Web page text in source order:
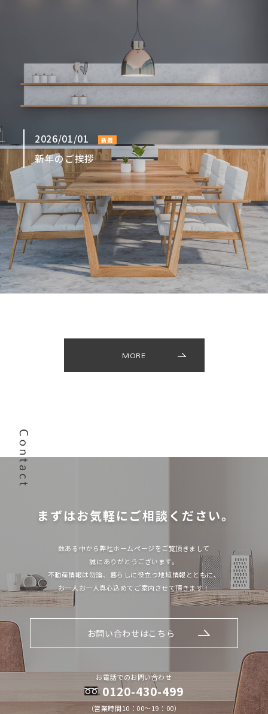
2026/01/01 新着
新年のご挨拶
MORE
まずはお気軽にご相談ください。
数ある中から弊社ホームページをご覧頂きまして
誠にありがとうございます。
不動産情報は勿論、暮らしに役立つ地域情報とともに、
お一人お一人真心込めてご案内させて頂きます！
お問い合わせはこちら
お電話でのお問い合わせ
0120-430-499
（営業時間10：00～19：00）